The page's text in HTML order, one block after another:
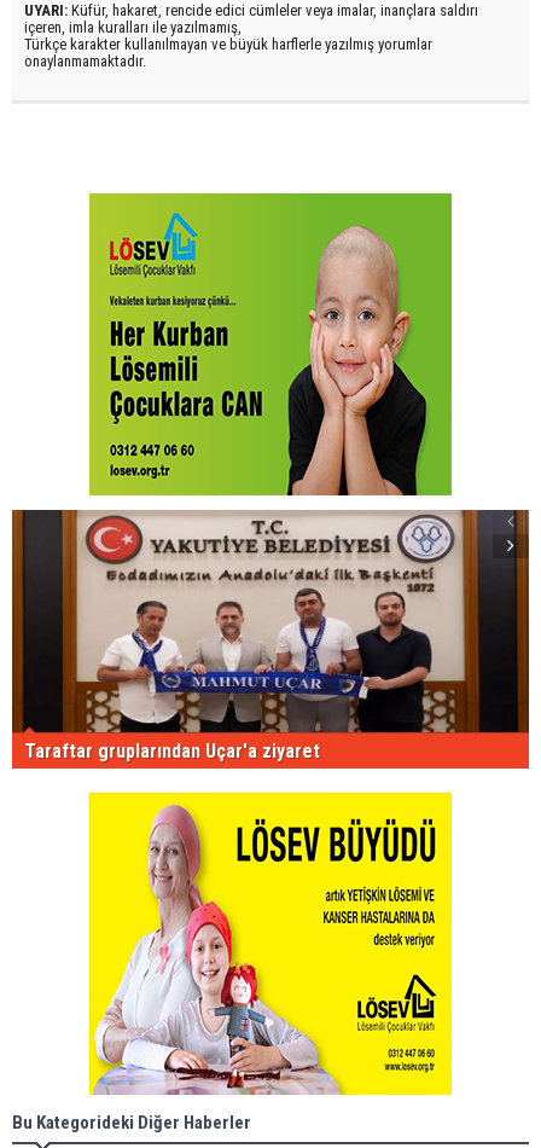
UYARI: Küfür, hakaret, rencide edici cümleler veya imalar, inançlara saldırı
içeren, imla kuralları ile yazılmamış,
Türkçe karakter kullanılmayan ve büyük harflerle yazılmış yorumlar
onaylanmamaktadır.
Taraftar gruplarından Uçar'a ziyaret
Bu Kategorideki Diğer Haberler